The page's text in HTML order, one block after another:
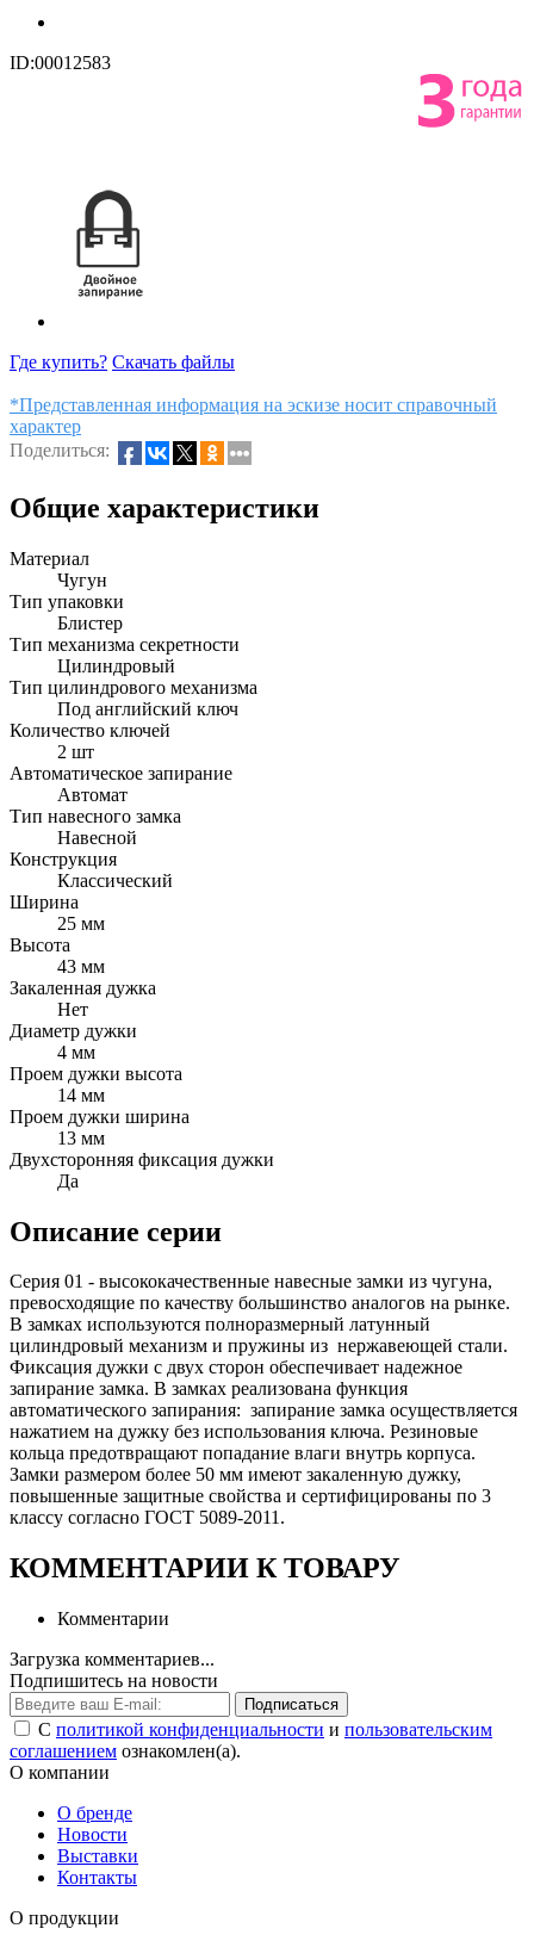
ID:00012583
Где купить? Скачать файлы
*Представленная информация на эскизе носит справочный
характер
Поделиться:
Общие характеристики
Материал
Чугун
Тип упаковки
Блистер
Тип механизма секретности
Цилиндровый
Тип цилиндрового механизма
Под английский ключ
Количество ключей
2 шт
Автоматическое запирание
Автомат
Тип навесного замка
Навесной
Конструкция
Классический
Ширина
25 мм
Высота
43 мм
Закаленная дужка
Нет
Диаметр дужки
4 мм
Проем дужки высота
14 мм
Проем дужки ширина
13 мм
Двухсторонняя фиксация дужки
Да
Описание серии
Серия 01 - высококачественные навесные замки из чугуна,
превосходящие по качеству большинство аналогов на рынке.
В замках используются полноразмерный латунный
цилиндровый механизм и пружины из нержавеющей стали.
Фиксация дужки с двух сторон обеспечивает надежное
запирание замка. В замках реализована функция
автоматического запирания: запирание замка осуществляется
нажатием на дужку без использования ключа. Резиновые
кольца предотвращают попадание влаги внутрь корпуса.
Замки размером более 50 мм имеют закаленную дужку,
повышенные защитные свойства и сертифицированы по 3
классу согласно ГОСТ 5089-2011.
КОММЕНТАРИИ К ТОВАРУ
Комментарии
Загрузка комментариев...
Подпишитесь на новости
Подписаться
С политикой конфиденциальности и пользовательским
соглашением ознакомлен(а).
О компании
О бренде
Новости
Выставки
Контакты
О продукции